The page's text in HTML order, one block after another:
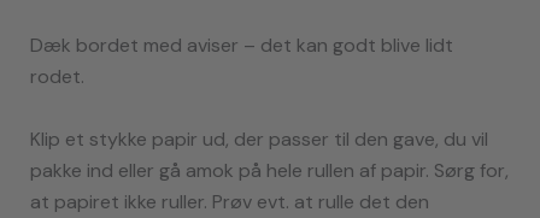
Dæk bordet med aviser – det kan godt blive lidt
rodet.
Klip et stykke papir ud, der passer til den gave, du vil
pakke ind eller gå amok på hele rullen af papir. Sørg for,
at papiret ikke ruller. Prøv evt. at rulle det den